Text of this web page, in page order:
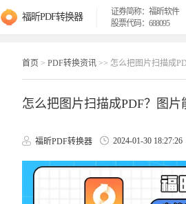
福昕PDF转换器
证券简称：福昕软件
股票代码：688095
首页 > PDF转换资讯 >> 怎么把图片扫描成
怎么把图片扫描成PDF？图片
福昕PDF转换器 2024-01-30 18:27:26